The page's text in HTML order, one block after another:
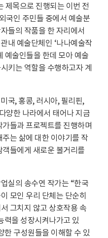
제목으로 진행되는 이번 전
국인 주민들 중에서 예술분
들의 작품을 한 자리에서
내 예술단체인 ‘나나예술작
예술인들을 한데 모아 예술
키는 역할을 수행하고자 계
국, 홍콩, 러시아, 필리핀,
양한 나라에서 태어나 지금
들과 프로젝트를 진행하며
는 삶에 대한 이야기를 작
들에게 새로운 볼거리를
실의 송수연 작가는 “한국
모인 우리 단체는 단순히
그치지 않고 상호작용 속
력을 성장시켜나가고 있
한 구성원들을 이해할 수 있